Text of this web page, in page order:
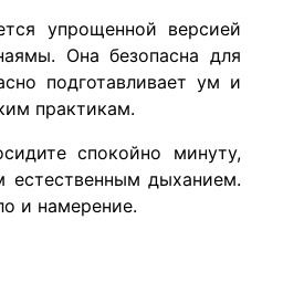
упрощенной версией
Она безопасна для
подготавливает ум и
практикам.
спокойно минуту,
естественным дыханием.
и намерение.